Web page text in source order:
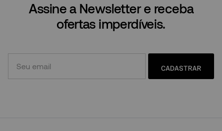
Assine a Newsletter e receba
ofertas imperdíveis.
CADASTRAR